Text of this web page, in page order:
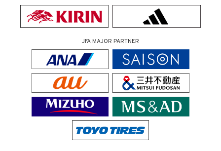
JFA MAJOR PARTNER